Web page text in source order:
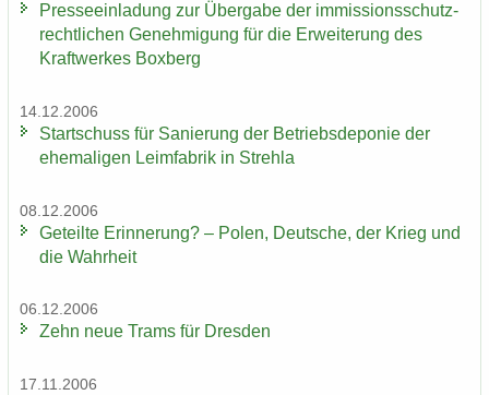
Pres­se­ein­la­dung zur Über­ga­be der im­mis­si­ons­schutz­
recht­li­chen Ge­neh­mi­gung für die Er­wei­te­rung des
Kraft­wer­kes Box­berg
14.12.2006
Start­schuss für Sa­nie­rung der Be­triebs­de­po­nie der
ehe­ma­li­gen Leim­fa­brik in Streh­la
08.12.2006
Ge­teil­te Er­in­ne­rung? – Polen, Deut­sche, der Krieg und
die Wahr­heit
06.12.2006
Zehn neue Trams für Dres­den
17.11.2006